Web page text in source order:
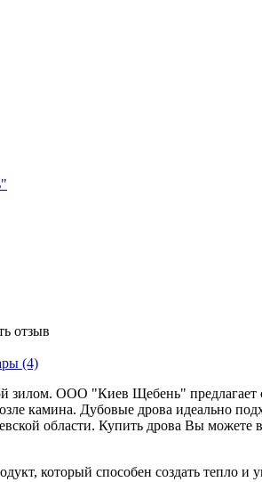
отзыв
(4)
зилом. ООО "Киев Щебень" предлагает
камина. Дубовые дрова идеально
области. Купить дрова Вы
который способен создать